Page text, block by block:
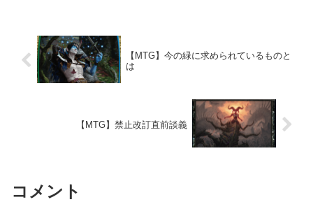
【MTG】今の緑に求められているものと
は
【MTG】禁止改訂直前談義
コメント